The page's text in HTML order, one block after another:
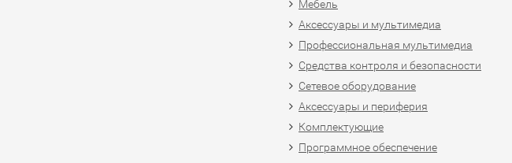
Мебель
Аксессуары и мультимедиа
Профессиональная мультимедиа
Средства контроля и безопасности
Сетевое оборудование
Аксессуары и периферия
Комплектующие
Программное обеспечение